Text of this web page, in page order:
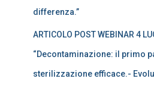
differenza.”
ARTICOLO POST WEBINAR 4
“Decontaminazione: il primo
sterilizzazione efficace.-